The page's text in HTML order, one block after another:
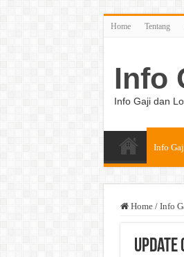
Home Tentang
Info
Info Gaji dan
Info
Home / Info
Update